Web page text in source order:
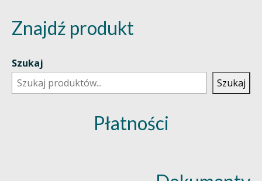
Znajdź produkt
Szukaj
Szukaj
Płatności